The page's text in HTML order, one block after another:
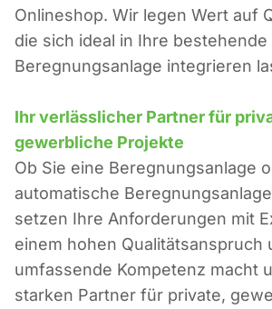
Onlineshop. Wir legen Wert auf
die sich ideal in Ihre
Beregnungsanlage integrieren
Ihr verlässlicher Partner für
gewerbliche Projekte
Ob Sie eine Beregnungsanlage
automatische
setzen Ihre Anforderungen mit
einem hohen Qualitätsanspruch
umfassende Kompetenz macht
starken Partner für private,